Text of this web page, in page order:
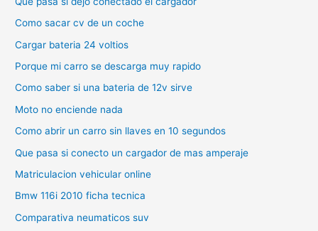
Como sacar cv de un coche
Cargar bateria 24 voltios
Porque mi carro se descarga muy rapido
Como saber si una bateria de 12v sirve
Moto no enciende nada
Como abrir un carro sin llaves en 10 segundos
Que pasa si conecto un cargador de mas amperaje
Matriculacion vehicular online
Bmw 116i 2010 ficha tecnica
Comparativa neumaticos suv